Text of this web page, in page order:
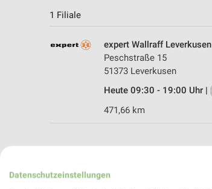
1 Filiale
expert Wallraff Leverkusen
Peschstraße 15
51373 Leverkusen
Heute 09:30 - 19:00 Uhr |
471,66 km
Datenschutzeinstellungen